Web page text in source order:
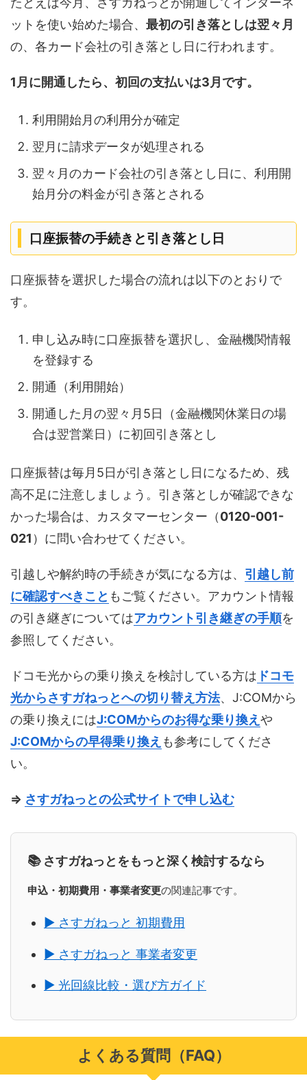
ットを使い始めた場合、 最初の引き落としは翌々月
の、各カード会社の引き落とし日に行われます。
1月に開通したら、初回の支払いは3月です。
利用開始月の利用分が確定
翌月に請求データが処理される
翌々月のカード会社の引き落とし日に、利用開
始月分の料金が引き落とされる
口座振替の手続きと引き落とし日
口座振替を選択した場合の流れは以下のとおりで
す。
申し込み時に口座振替を選択し、金融機関情報
を登録する
開通（利用開始）
開通した月の翌々月5日（金融機関休業日の場
合は翌営業日）に初回引き落とし
口座振替は毎月5日が引き落とし日になるため、残
高不足に注意しましょう。引き落としが確認できな
かった場合は、カスタマーセンター（0120-001-
021 ）に問い合わせてください。
引越しや解約時の手続きが気になる方は、 引越し前
に確認すべきこと もご覧ください。アカウント情報
の引き継ぎについてはアカウント引き継ぎの手順を
参照してください。
ドコモ光からの乗り換えを検討している方は ドコモ
光からさすガねっとへの切り替え方法、J:COMから
の乗り換えにはJ:COMからのお得な乗り換え や
J:COMからの早得乗り換え も参考にしてくださ
い。
⇒ さすガねっとの公式サイトで申し込む
📚 さすガねっとをもっと深く検討するなら
申込・初期費用・事業者変更の関連記事です。
▶ さすガねっと 初期費用
▶ さすガねっと 事業者変更
▶ 光回線比較・選び方ガイド
よくある質問（FAQ）